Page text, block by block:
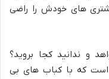
های خودش را راضی
و ندانید کجا بروید؟
که با کباب های بی